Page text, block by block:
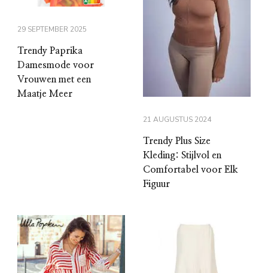
29 SEPTEMBER 2025
Trendy Paprika
Damesmode voor
Vrouwen met een
Maatje Meer
21 AUGUSTUS 2024
Trendy Plus Size
Kleding: Stijlvol en
Comfortabel voor Elk
Figuur